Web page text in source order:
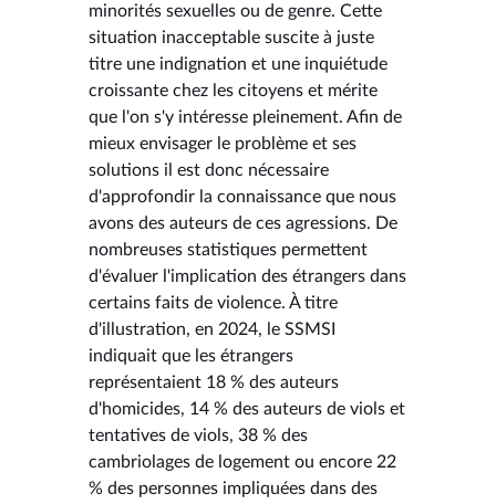
minorités sexuelles ou de genre. Cette
situation inacceptable suscite à juste
titre une indignation et une inquiétude
croissante chez les citoyens et mérite
que l'on s'y intéresse pleinement. Afin de
mieux envisager le problème et ses
solutions il est donc nécessaire
d'approfondir la connaissance que nous
avons des auteurs de ces agressions. De
nombreuses statistiques permettent
d'évaluer l'implication des étrangers dans
certains faits de violence. À titre
d'illustration, en 2024, le SSMSI
indiquait que les étrangers
représentaient 18 % des auteurs
d'homicides, 14 % des auteurs de viols et
tentatives de viols, 38 % des
cambriolages de logement ou encore 22
% des personnes impliquées dans des